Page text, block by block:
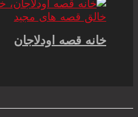
خانه قصه اودلاجان